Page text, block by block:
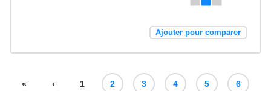
Ajouter pour comparer
« ‹ 1 2 3 4 5 6